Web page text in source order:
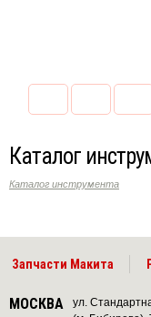
Каталог
Каталог инструмента
Запчасти Макита
МОСКВА
ул.